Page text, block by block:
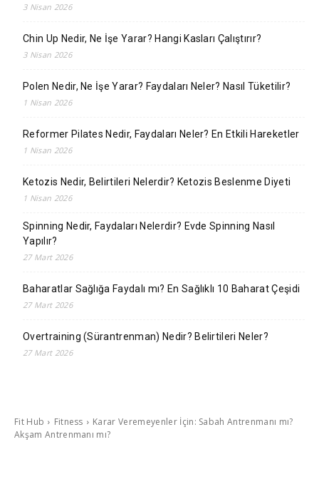
3 Nisan 2026
Chin Up Nedir, Ne İşe Yarar? Hangi Kasları Çalıştırır?
3 Nisan 2026
Polen Nedir, Ne İşe Yarar? Faydaları Neler? Nasıl Tüketilir?
1 Nisan 2026
Reformer Pilates Nedir, Faydaları Neler? En Etkili Hareketler
1 Nisan 2026
Ketozis Nedir, Belirtileri Nelerdir? Ketozis Beslenme Diyeti
1 Nisan 2026
Spinning Nedir, Faydaları Nelerdir? Evde Spinning Nasıl
Yapılır?
27 Mart 2026
Baharatlar Sağlığa Faydalı mı? En Sağlıklı 10 Baharat Çeşidi
27 Mart 2026
Overtraining (Sürantrenman) Nedir? Belirtileri Neler?
27 Mart 2026